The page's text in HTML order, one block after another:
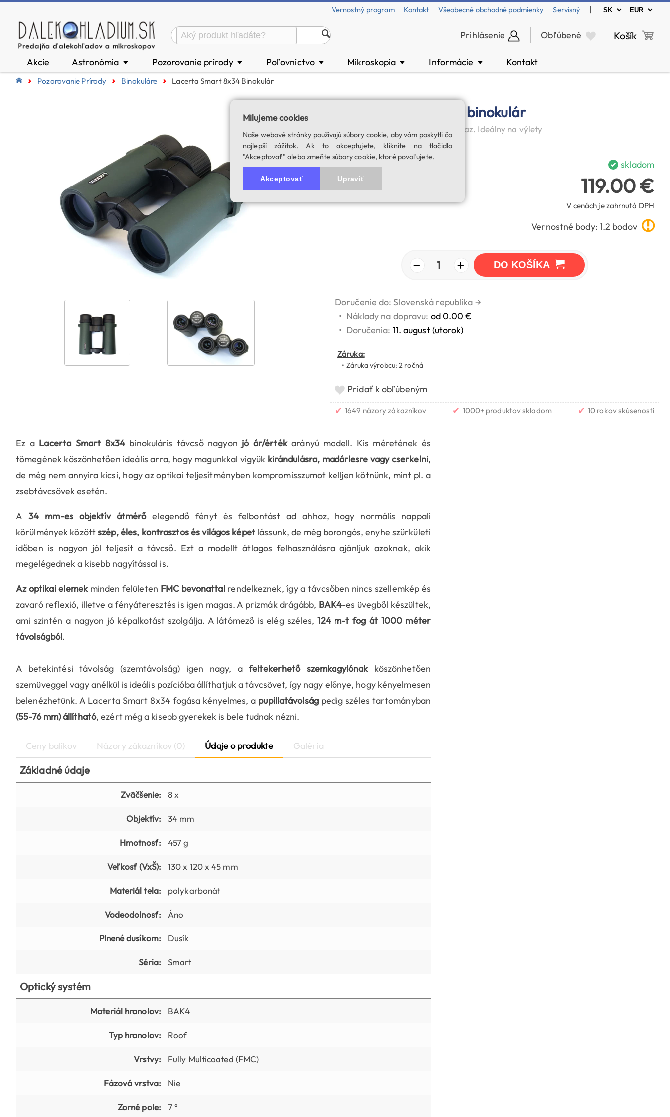
Vernostný program Kontakt Všeobecné obchodné podmienky Servisný |
Prihlásenie Obľúbené Košík
Akcie Astronómia ▼ Pozorovanie prírody ▼ Poľovníctvo ▼ Mikroskopia ▼ Informácie ▼ Kontakt
Pozorovanie Prírody Binokuláre Lacerta Smart 8x34 Binokulár
Lacerta Smart 8x34 binokulár
Kompaktné rozmery, výborný obraz. Ideálny na výlety
SKU: 02062
skladom
119.00 €
V cenách je zahrnutá DPH
Vernostné body: 1.2 bodov
− 1 + DO KOŠÍKA
Doručenie do: Slovenská republika →
• Náklady na dopravu: od 0.00 €
• Doručenia: 11. august (utorok)
Záruka:
• Záruka výrobcu: 2 ročná
Pridať k obľúbeným
✔ 1649 názory zákazníkov ✔ 1000+ produktov skladom ✔ 10 rokov skúsenosti
Ez a Lacerta Smart 8x34binokuláris távcső nagyon jó ár/értékarányú modell. Kis méretének és
tömegének köszönhetően ideális arra, hogy magunkkal vigyük kirándulásra, madárlesre vagy cserkelni,
de még nem annyira kicsi, hogy az optikai teljesítményben kompromisszumot kelljen kötnünk, mint pl. a
zsebtávcsövek esetén.
A 34 mm-es objektív átmérőelegendő fényt és felbontást ad ahhoz, hogy normális nappali
körülmények közöttszép, éles, kontrasztos és világos képetlássunk, de még borongós, enyhe szürkületi
időben is nagyon jól teljesít a távcső. Ezt a modellt átlagos felhasználásra ajánljuk azoknak, akik
megelégednek a kisebb nagyítással is.
Az optikai elemekminden felületen FMC bevonattalrendelkeznek, így a távcsőben nincs szellemkép és
zavaró reflexió, illetve a fényáteresztés is igen magas. A prizmák drágább, BAK4-es üvegből készültek,
ami szintén a nagyon jó képalkotást szolgálja. A látómező is elég széles,124 m-t fog át 1000 méter
távolságból.
A betekintési távolság (szemtávolság) igen nagy, afeltekerhető szemkagylónakköszönhetően
szemüveggel vagy anélkül is ideális pozícióba állíthatjuk a távcsövet, így nagy előnye, hogy kényelmesen
belenézhetünk. A Lacerta Smart 8x34 fogása kényelmes, a pupillatávolságpedig széles tartományban
(55-76 mm) állítható, ezért még a kisebb gyerekek is bele tudnak nézni.
Ceny balíkov Názory zákazníkov (0) Údaje o produkte Galéria
Základné údaje
Zväčšenie: 8 x
Objektív: 34 mm
Hmotnosť: 457 g
Veľkosť (VxŠ): 130 x 120 x 45 mm
Materiál tela: polykarbonát
Vodeodolnosť: Áno
Plnené dusíkom: Dusík
Séria: Smart
Optický systém
Materiál hranolov: BAK4
Typ hranolov: Roof
Vrstvy: Fully Multicoated (FMC)
Fázová vrstva: Nie
Zorné pole: 7 °
Milujeme cookies
Naše webové stránky používajú súbory cookie, aby vám poskytli čo
najlepší zážitok. Ak to akceptujete, kliknite na tlačidlo
"Akceptovať" alebo zmeňte súbory cookie, ktoré povoľujete.
Akceptovať Upraviť